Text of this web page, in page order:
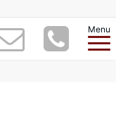
Menu